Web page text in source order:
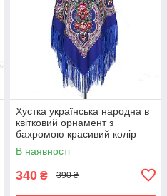
Хустка українська народна в
квітковий орнамент з
бахромою красивий колір
синій 110*110
В наявності
340 ₴ 390 ₴